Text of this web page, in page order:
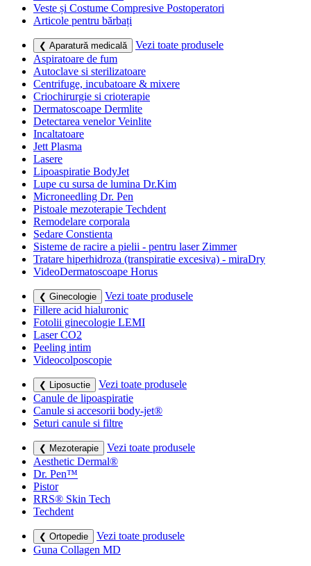
Veste și Costume Compresive Postoperatori
Articole pentru bărbați
❮ Aparatură medicală
Vezi toate produsele
Aspiratoare de fum
Autoclave si sterilizatoare
Centrifuge, incubatoare & mixere
Criochirurgie si crioterapie
Dermatoscoape Dermlite
Detectarea venelor Veinlite
Incaltatoare
Jett Plasma
Lasere
Lipoaspiratie BodyJet
Lupe cu sursa de lumina Dr.Kim
Microneedling Dr. Pen
Pistoale mezoterapie Techdent
Remodelare corporala
Sedare Constienta
Sisteme de racire a pielii - pentru laser Zimmer
Tratare hiperhidroza (transpiratie excesiva) - miraDry
VideoDermatoscoape Horus
❮ Ginecologie
Vezi toate produsele
Fillere acid hialuronic
Fotolii ginecologie LEMI
Laser CO2
Peeling intim
Videocolposcopie
❮ Liposuctie
Vezi toate produsele
Canule de lipoaspiratie
Canule si accesorii body-jet®
Seturi canule si filtre
❮ Mezoterapie
Vezi toate produsele
Aesthetic Dermal®
Dr. Pen™
Pistor
RRS® Skin Tech
Techdent
❮ Ortopedie
Vezi toate produsele
Guna Collagen MD